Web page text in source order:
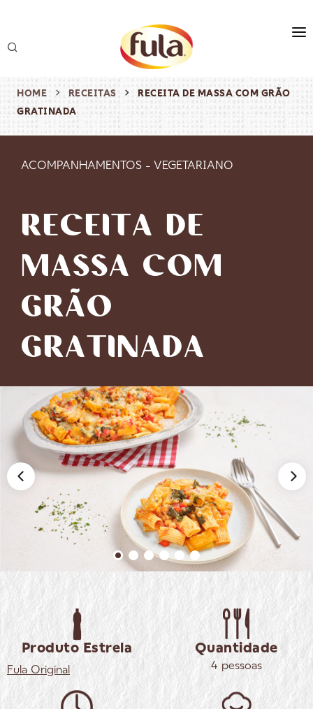
produtos
receitas
HOME RECEITAS
RECEITA DE MASSA COM GRÃO
GRATINADA
ACOMPANHAMENTOS - VEGETARIANO
RECEITA DE
MASSA COM
GRÃO
GRATINADA
Produto Estrela
Fula Original
Quantidade
4 pessoas